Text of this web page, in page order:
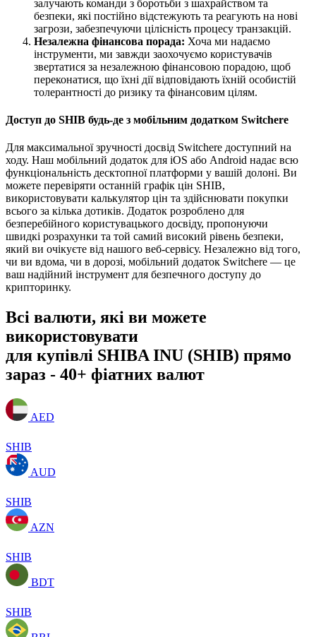
залучають команди з боротьби з шахрайством та
безпеки, які постійно відстежують та реагують на нові
загрози, забезпечуючи цілісність процесу транзакцій.
Незалежна фінансова порада: Хоча ми надаємо
інструменти, ми завжди заохочуємо користувачів
звертатися за незалежною фінансовою порадою, щоб
переконатися, що їхні дії відповідають їхній особистій
толерантності до ризику та фінансовим цілям.
Доступ до SHIB будь-де з мобільним додатком Switchere
Для максимальної зручності досвід Switchere доступний на
ходу. Наш мобільний додаток для iOS або Android надає всю
функціональність десктопної платформи у вашій долоні. Ви
можете перевіряти останній графік цін SHIB,
використовувати калькулятор цін та здійснювати покупки
всього за кілька дотиків. Додаток розроблено для
безперебійного користувацького досвіду, пропонуючи
швидкі розрахунки та той самий високий рівень безпеки,
який ви очікуєте від нашого веб-сервісу. Незалежно від того,
чи ви вдома, чи в дорозі, мобільний додаток Switchere — це
ваш надійний інструмент для безпечного доступу до
крипторинку.
Всі валюти, які ви можете
використовувати
для купівлі SHIBA INU (SHIB) прямо
зараз - 40+ фіатних валют
AED
SHIB
AUD
SHIB
AZN
SHIB
BDT
SHIB